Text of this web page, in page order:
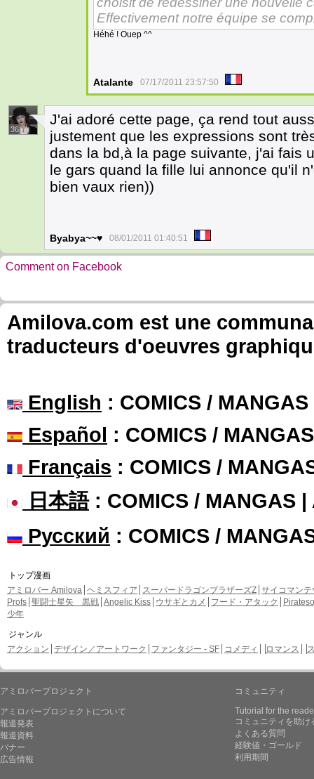
Effectivement notre équipe se
Héhé ! Ouep ^^
Atalante 07/17/2011 23:57:50
36
J'ai adoré cette page, ça rend tout
justement que les expressions sont
dans la bd,à la page suivante, j'ai fais
le gars quand la fille lui annonce qu'il
bien vaux rien))
Byabya~~♥ 08/01/2011 01:40:51
Comment on Facebook
Amilova.com est une
traducteurs d'oeuvres
English : COMICS /
Español : COMICS /
Français : COMICS /
日本語: COMICS / MANGAS |
Русский : COMICS /
トップ漫画
アミロバー Amilova ヘミスフィア スーパードラゴンブラザーズZ サイコマンテ
Profs 聖闘士星矢 黒戦 Angelic Kiss ウサギとカメ フード・アタック
少年
ジャンル
アクション デザイン／アートワーク ファンタジー - SF コメディ ロマンス
アミロバープロジェクト
アミロバープロジェクトについて
報道発表
報道資料
バナー
広告情報
コミュニティ
Tutorial for the
コミュニティを助け
よくある質問
経験値・ゴールド
利用期間